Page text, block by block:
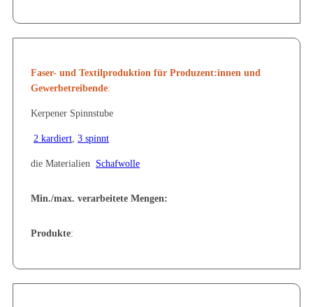
Faser- und Textilproduktion für Produzent:innen und
Gewerbetreibende:
Kerpener Spinnstube
2 kardiert, 3 spinnt
die Materialien Schafwolle
Min./max. verarbeitete Mengen:
Produkte: